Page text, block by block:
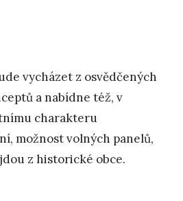
vycházet z osvědčených
a nabídne též, v
charakteru
možnost volných panelů,
z historické obce.